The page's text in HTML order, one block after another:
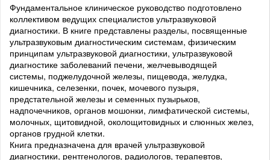
Фундаментальное клиническое руководство подготовлено
коллективом ведущих специалистов ультразвуковой
диагностики. В книге представлены разделы, посвященные
ультразвуковым диагностическим системам, физическим
принципам ультразвуковой диагностики, ультразвуковой
диагностике заболеваний печени, желчевыводящей
системы, поджелудочной железы, пищевода, желудка,
кишечника, селезенки, почек, мочевого пузыря,
предстательной железы и семенных пузырьков,
надпочечников, органов мошонки, лимфатической системы,
молочных, щитовидной, околощитовидных и слюнных желез,
органов грудной клетки.
Книга предназначена для врачей ультразвуковой
диагностики, рентгенологов, радиологов, терапевтов,